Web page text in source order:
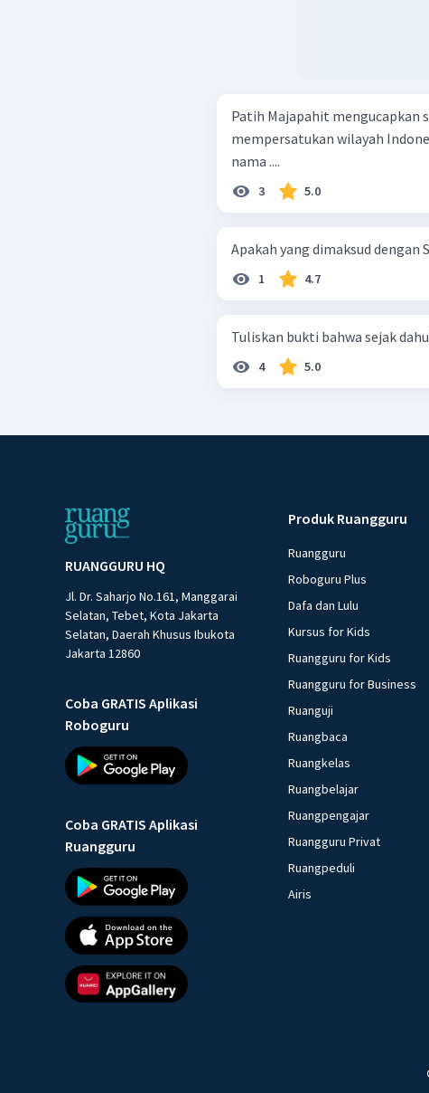
Patih Majapahit mengucapkan
mempersatukan wilayah
nama ....
3 5.0
Apakah yang dimaksud dengan
1 4.7
Tuliskan bukti bahwa sejak
4 5.0
RUANGGURU HQ
Jl. Dr. Saharjo No.161, Manggarai
Selatan, Tebet, Kota Jakarta
Selatan, Daerah Khusus Ibukota
Jakarta 12860
Coba GRATIS Aplikasi
Roboguru
Coba GRATIS Aplikasi
Ruangguru
Produk Ruangguru
Ruangguru
Roboguru Plus
Dafa dan Lulu
Kursus for Kids
Ruangguru for Kids
Ruangguru for Business
Ruanguji
Ruangbaca
Ruangkelas
Ruangbelajar
Ruangpengajar
Ruangguru Privat
Ruangpeduli
Airis